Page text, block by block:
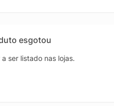
esgotou
ser listado nas lojas.